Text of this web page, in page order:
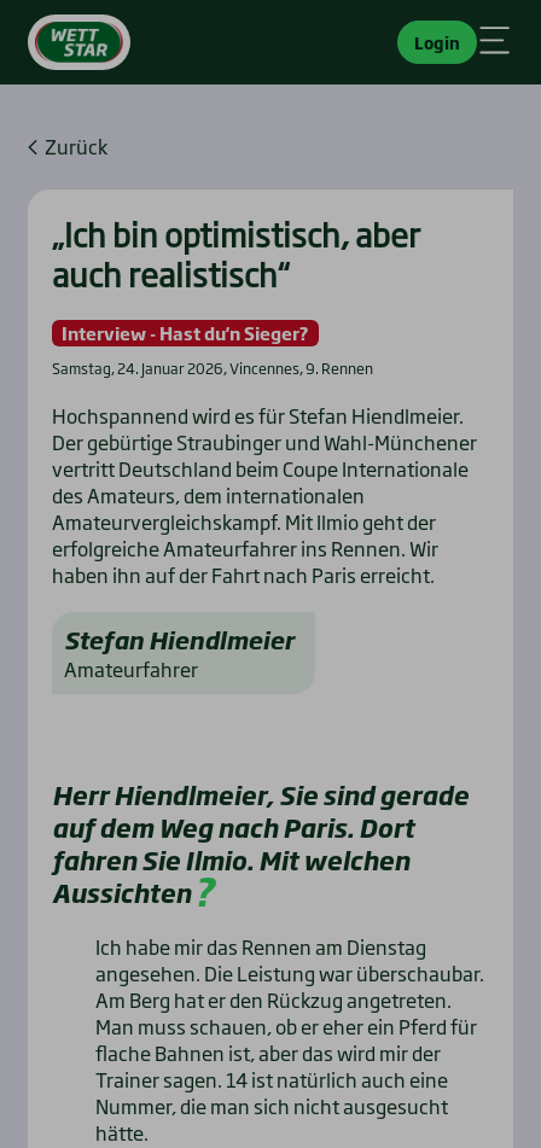
Login
Zurück
„Ich bin opti­mis­tisch, aber
auch rea­lis­tisch“
Interview - Hast du'n Sieger?
Samstag, 24. Januar 2026, Vincennes, 9. Rennen
Hochspannend wird es für Stefan Hiendlmeier.
Der gebürtige Straubinger und Wahl-Münchener
vertritt Deutschland beim Coupe Internationale
des Amateurs, dem internationalen
Amateurvergleichskampf. Mit Ilmio geht der
erfolgreiche Amateurfahrer ins Rennen. Wir
haben ihn auf der Fahrt nach Paris erreicht.
Stefan Hiendlmeier
Amateurfahrer
Herr Hiendlmeier, Sie sind gerade
auf dem Weg nach Paris. Dort
fahren Sie Ilmio. Mit welchen
Aussichten
Ich habe mir das Rennen am Dienstag
angesehen. Die Leistung war überschaubar.
Am Berg hat er den Rückzug angetreten.
Man muss schauen, ob er eher ein Pferd für
flache Bahnen ist, aber das wird mir der
Trainer sagen. 14 ist natürlich auch eine
Nummer, die man sich nicht ausgesucht
hätte.